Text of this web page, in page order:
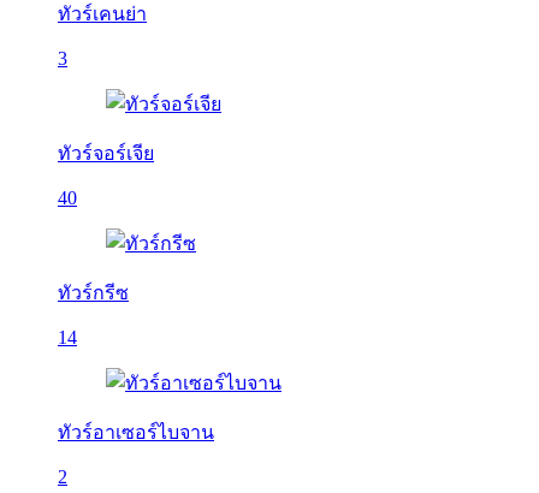
ทัวร์เคนย่า
3
ทัวร์จอร์เจีย
40
ทัวร์กรีซ
14
ทัวร์อาเซอร์ไบจาน
2